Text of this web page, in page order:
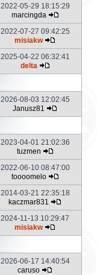
2022-05-29 18:15:29
marcingda
2022-07-27 09:42:25
misiakw
2025-04-22 06:32:41
delta
2026-08-03 12:02:45
Janusz81
2023-04-01 21:02:36
tuzmen
2022-06-10 08:47:00
toooomelo
2014-03-21 22:35:18
kaczmar831
2024-11-13 10:29:47
misiakw
2026-06-17 14:40:54
caruso